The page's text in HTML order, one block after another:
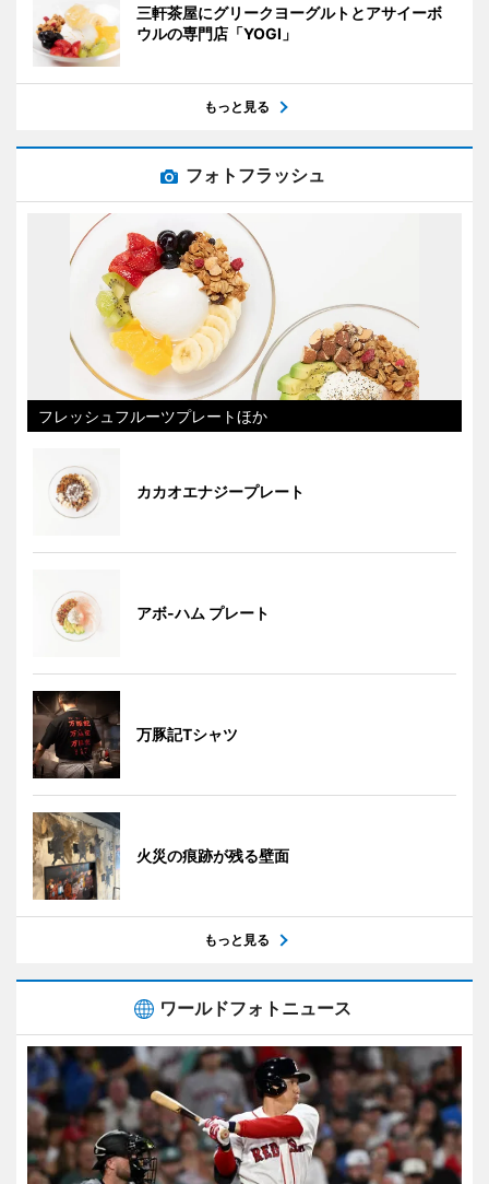
三軒茶屋にグリークヨーグルトとアサイーボ
ウルの専門店「YOGI」
もっと見る
フォトフラッシュ
フレッシュフルーツプレートほか
カカオエナジープレート
アボ-ハム プレート
万豚記Tシャツ
火災の痕跡が残る壁面
もっと見る
ワールドフォトニュース